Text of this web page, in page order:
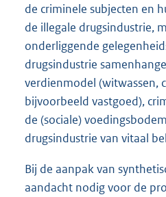
de criminele subjecten en
de illegale drugsindustrie,
onderliggende
drugsindustrie
verdienmodel (witwassen,
bijvoorbeeld vastgoed),
de (sociale)
drugsindustrie van vitaal
Bij de aanpak van
aandacht nodig voor de